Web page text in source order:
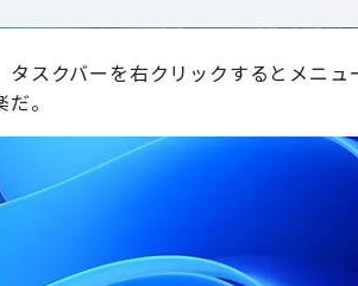
タスクバーを右クリックするとメニ
。